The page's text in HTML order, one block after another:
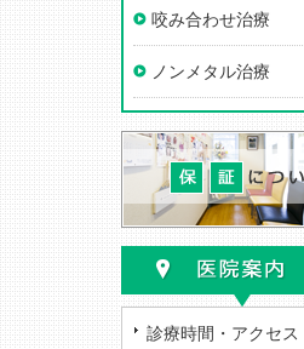
咬み合わせ治療
ノンメタル治療
診療時間・アクセス